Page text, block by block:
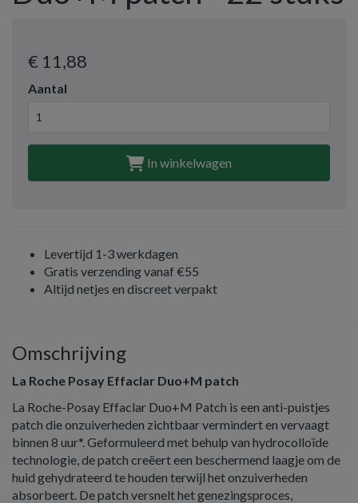
€ 11,88
Aantal
In winkelwagen
Levertijd 1-3 werkdagen
Gratis verzending vanaf €55
Altijd netjes en discreet verpakt
Omschrijving
La Roche Posay Effaclar Duo+M patch
La Roche-Posay Effaclar Duo+M Patch is een anti-puistjes
patch die onzuiverheden zichtbaar vermindert en vervaagt
binnen 8 uur*. Geformuleerd met behulp van hydrocolloïde
technologie, de patch creëert een beschermend laagje om de
huid gehydrateerd te houden terwijl het onzuiverheden
absorbeert. De patch versnelt het genezingsproces,